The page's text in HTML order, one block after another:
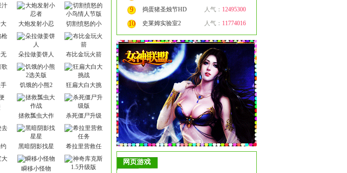
大炮发射小忍
切割愤怒的小
朵拉做姜饼人 布比金玩火箭
饥饿的小熊2
狂扁大白大挑
拯救瓢虫大作
杀死僵尸升级
黑暗阴影找星
希拉里营救任
瞬移小怪物
9 捣蛋猪圣烛节HD 人气： 12495300
10 史莱姆实验室2 人气： 11774016
网页游戏